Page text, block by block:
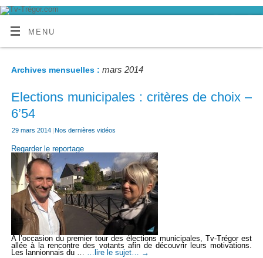
MENU
Archives mensuelles : mars 2014
Elections municipales : critères de choix –
6’54
29 mars 2014 |Nos dernières vidéos
Regarder le reportage
A l’occasion du premier tour des élections municipales, Tv-Trégor est
allée à la rencontre des votants afin de découvrir leurs motivations.
Les lannionnais du … …lire le sujet… →